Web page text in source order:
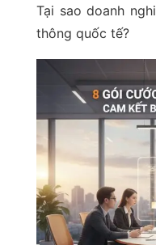
Tại sao doanh
thông quốc tế?